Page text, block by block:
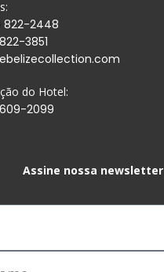
822-2448
3851
do Hotel:
609-2099
Assine nossa newsletter